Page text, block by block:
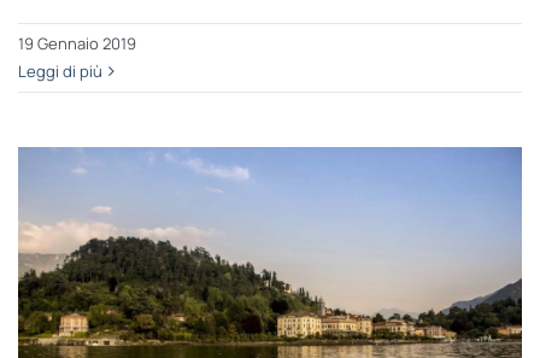
19 Gennaio 2019
Leggi di più